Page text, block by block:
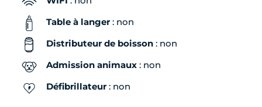
Table à langer: non
Distributeur de boisson : non
Admission animaux : non
Défibrillateur: non